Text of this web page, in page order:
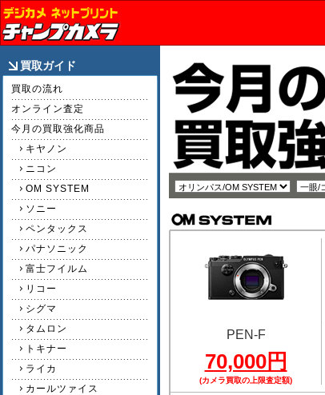
買取ガイド
買取の流れ
オンライン査定
今月の買取強化商品
キヤノン
ニコン
OM SYSTEM
ソニー
ペンタックス
パナソニック
富士フイルム
リコー
シグマ
タムロン
トキナー
ライカ
カールツァイス
PEN-F
70,000円
(カメラ買取の上限査定額)